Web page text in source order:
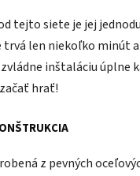
tejto siete je jej
len niekoľko minút a
inštaláciu úplne
hrať!
z pevných